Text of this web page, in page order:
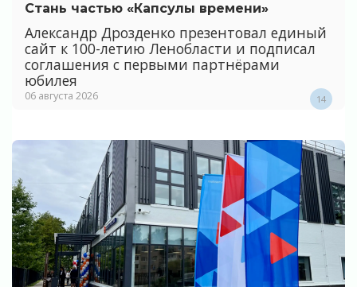
Стань частью «Капсулы времени»
Александр Дрозденко презентовал единый
сайт к 100-летию Ленобласти и подписал
соглашения с первыми партнёрами
юбилея
06 августа 2026 14